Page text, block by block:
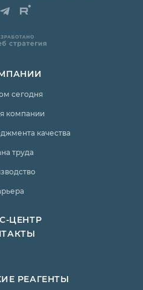
сегодня
компании
качества
труда
ЦЕНТР
РЕАГЕНТЫ